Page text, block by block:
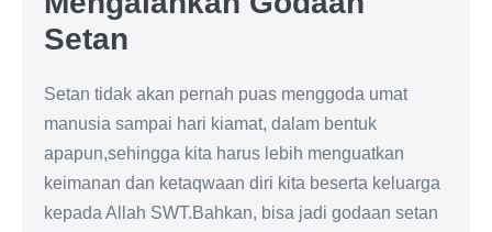
Setan
Setan tidak akan pernah puas menggoda umat
manusia sampai hari kiamat, dalam bentuk
apapun,sehingga kita harus lebih menguatkan
keimanan dan ketaqwaan diri kita beserta keluarga
kepada Allah SWT.Bahkan, bisa jadi godaan setan